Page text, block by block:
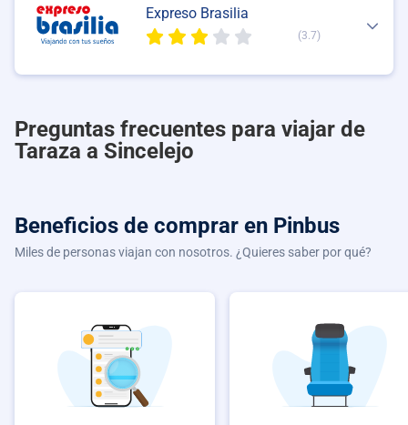
Expreso Brasilia
(3.7)
Preguntas frecuentes para viajar de
Taraza a Sincelejo
Beneficios de comprar en Pinbus
Miles de personas viajan con nosotros. ¿Quieres saber por qué?